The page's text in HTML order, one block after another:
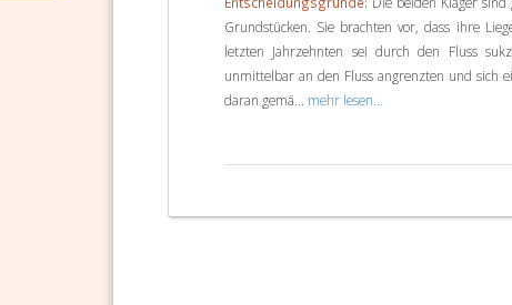
Grundstücken. Sie brachten vor, dass ihre
letzten Jahrzehnten sei durch den Fluss
unmittelbar an den Fluss angrenzten und sich
daran gemä... mehr lesen...